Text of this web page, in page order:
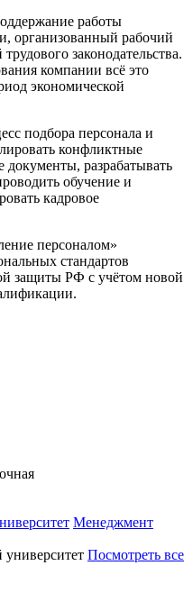
работы
организованный рабочий
законодательства.
компании всё это
экономической
подбора персонала и
конфликтные
документы, разрабатывать
обучение и
кадровое
персоналом»
стандартов
защиты РФ с учётом новой
Менеджмент
Посмотреть все